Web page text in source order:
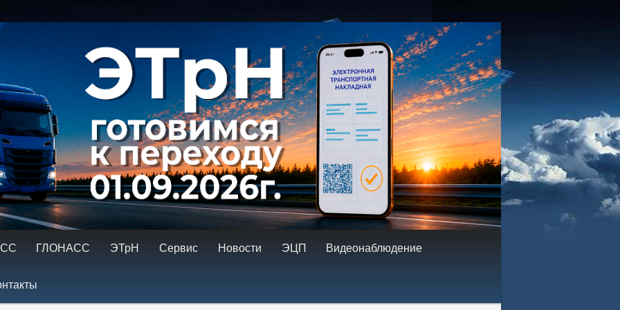
тахографов. Ремонт тахографов. ГЛОНАСС, контроль топлива.
ГЛОНАСС ЭТрН Сервис Новости ЭЦП Видеонаблюдение